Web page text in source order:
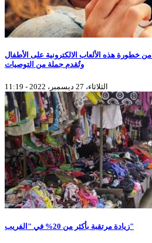
من خطورة هذه الألعاب الالكترونية على الأطفال
وتُقدم جملة من التوصيات
الثلاثاء، 27 ديسمبر، 2022 - 11:19
زيادة مرتقبة بأكثر من 20% في "الفريب"